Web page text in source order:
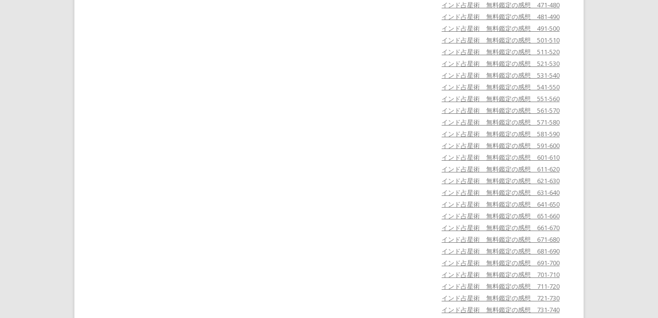
インド占星術 無料鑑定の感想 471-480
インド占星術 無料鑑定の感想 481-490
インド占星術 無料鑑定の感想 491-500
インド占星術 無料鑑定の感想 501-510
インド占星術 無料鑑定の感想 511-520
インド占星術 無料鑑定の感想 521-530
インド占星術 無料鑑定の感想 531-540
インド占星術 無料鑑定の感想 541-550
インド占星術 無料鑑定の感想 551-560
インド占星術 無料鑑定の感想 561-570
インド占星術 無料鑑定の感想 571-580
インド占星術 無料鑑定の感想 581-590
インド占星術 無料鑑定の感想 591-600
インド占星術 無料鑑定の感想 601-610
インド占星術 無料鑑定の感想 611-620
インド占星術 無料鑑定の感想 621-630
インド占星術 無料鑑定の感想 631-640
インド占星術 無料鑑定の感想 641-650
インド占星術 無料鑑定の感想 651-660
インド占星術 無料鑑定の感想 661-670
インド占星術 無料鑑定の感想 671-680
インド占星術 無料鑑定の感想 681-690
インド占星術 無料鑑定の感想 691-700
インド占星術 無料鑑定の感想 701-710
インド占星術 無料鑑定の感想 711-720
インド占星術 無料鑑定の感想 721-730
インド占星術 無料鑑定の感想 731-740